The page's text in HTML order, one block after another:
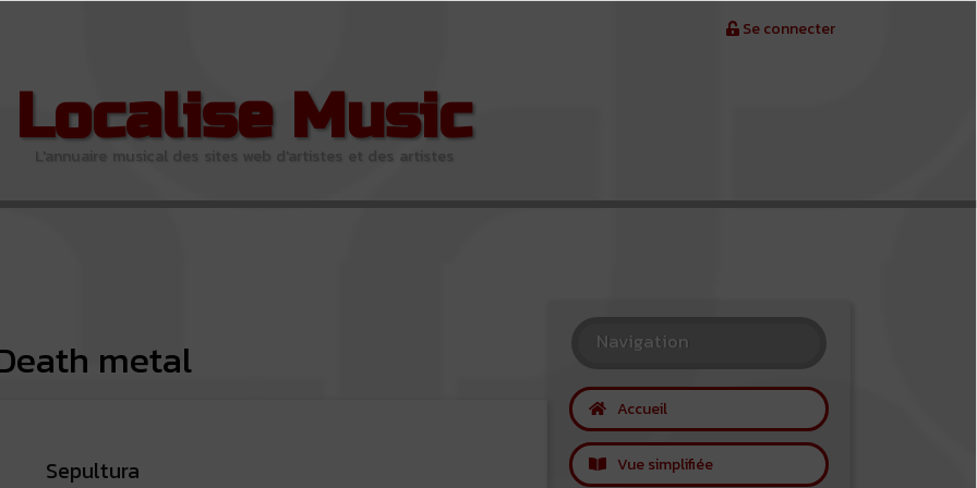
Se connecter
Localise Music
L'annuaire musical des sites web d'artistes et des artistes
metal
Sepultura
Navigation
Accueil
Vue simplifiée